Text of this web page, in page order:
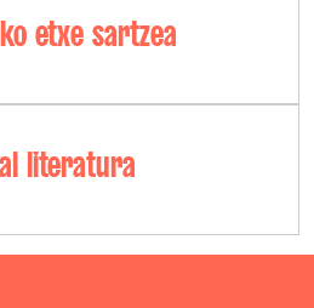
etxe sartzea
literatura